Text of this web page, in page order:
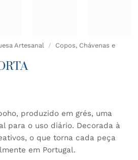
Artesanal /
Copos, Chávenas e
produzido em grés, uma
para o uso diário. Decorada à
o que torna cada peça
em Portugal.